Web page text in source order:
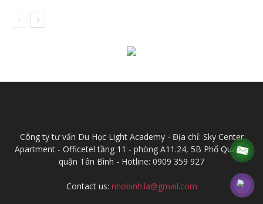
Công ty tư vấn Du Học Light Academy - Địa chỉ: Sky Center
Apartment - Officetel tầng 11 - phòng A11.24, 5B Phổ Quang,
quận Tân Bình - Hotline: 0909 359 927
Contact us: nhobinh.la@gmail.com